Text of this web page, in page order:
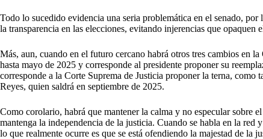
Todo lo sucedido evidencia una seria problemática en el senado,
la transparencia en las elecciones, evitando injerencias que opaquen
Más, aun, cuando en el futuro cercano habrá otros tres cambios en
hasta mayo de 2025 y corresponde al presidente proponer su
corresponde a la Corte Suprema de Justicia proponer la terna, como
Reyes, quien saldrá en septiembre de 2025.
Como corolario, habrá que mantener la calma y no especular sobre
mantenga la independencia de la justicia. Cuando se habla en la red
lo que realmente ocurre es que se está ofendiendo la majestad de la